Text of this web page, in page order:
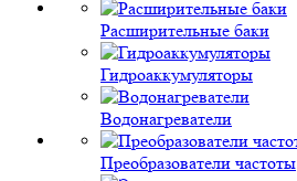
Расширительные баки
Гидроаккумуляторы
Водонагреватели
Преобразователи частоты